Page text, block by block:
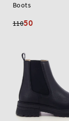
Boots
11050